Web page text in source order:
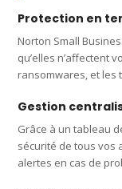
Protection en
Norton Small
qu’elles n’affectent
ransomwares, et les
Gestion
Grâce à un tableau
sécurité de tous vos
alertes en cas de